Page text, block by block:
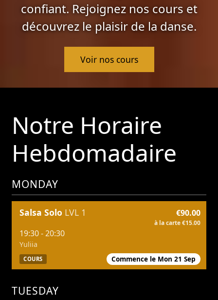
confiant. Rejoignez nos cours et
découvrez le plaisir de la danse.
Voir nos cours
Notre Horaire
Hebdomadaire
MONDAY
Salsa Solo LVL 1 €90.00
à la carte €15.00
19:30 - 20:30
Yuliia
COURS Commence le Mon 21 Sep
TUESDAY